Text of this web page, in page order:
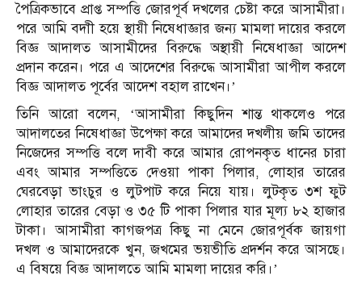
পৈত্রিকভাবে প্রাপ্ত সম্পত্তি জোরপূর্ব দখলের চেষ্টা করে আসামীরা।
পরে আমি বদাী হয়ে স্থায়ী নিষেধাজ্ঞার জন্য মামলা দায়ের করলে
বিজ্ঞ আদালত আসামীদের বিরুদ্ধে অস্থায়ী নিষেধাজ্ঞা আদেশ
প্রদান করেন। পরে এ আদেশের বিরুদ্ধে আসামীরা আপীল করলে
বিজ্ঞ আদালত পূর্বের আদেশ বহাল রাখেন।’
তিনি আরো বলেন, ‘আসামীরা কিছুদিন শান্ত থাকলেও পরে
আদালতের নিষেধাজ্ঞা উপেক্ষা করে আমাদের দখলীয় জমি তাদের
নিজেদের সম্পত্তি বলে দাবী করে আমার রোপনকৃত ধানের চারা
এবং আমার সম্পত্তিতে দেওয়া পাকা পিলার, লোহার তারের
ঘেরবেড়া ভাংচুর ও লুটপাট করে নিয়ে যায়। লুটকৃত ৩শ ফুট
লোহার তারের বেড়া ও ৩৫ টি পাকা পিলার যার মূল্য ৮২ হাজার
টাকা। আসামীরা কাগজপত্র কিছু না মেনে জোরপূর্বক জায়গা
দখল ও আমাদেরকে খুন, জখমের ভয়ভীতি প্রদর্শন করে আসছে।
এ বিষয়ে বিজ্ঞ আদালতে আমি মামলা দায়ের করি।’